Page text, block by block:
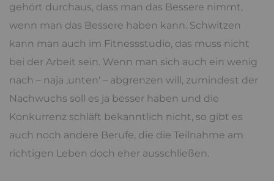
gehört durchaus, dass man das Bessere nimmt,
wenn man das Bessere haben kann. Schwitzen
kann man auch im Fitnessstudio, das muss nicht
bei der Arbeit sein. Wenn man sich auch ein wenig
nach – naja ‚unten‘ – abgrenzen will, zumindest der
Nachwuchs soll es ja besser haben und die
Konkurrenz schläft bekanntlich nicht, so gibt es
auch noch andere Berufe, die die Teilnahme am
richtigen Leben doch eher ausschließen.